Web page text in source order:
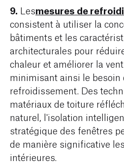
9. Lesmesures de
consistent à utiliser la
bâtiments et les
architecturales pour
chaleur et améliorer la
minimisant ainsi le besoin
refroidissement. Des
matériaux de toiture
naturel, l'isolation
stratégique des fenêtres
de manière significative
intérieures.